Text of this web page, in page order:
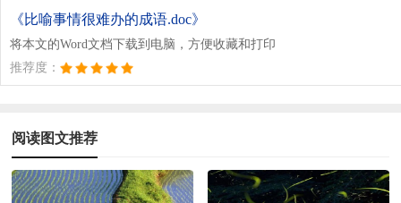
《比喻事情很难办的成语.doc》
将本文的Word文档下载到电脑，方便收藏和打印
推荐度：
阅读图文推荐